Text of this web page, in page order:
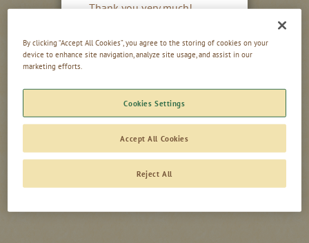
Hier finden Sie alle aktuellen Veranstaltungen in unserer
Feste bis hin zu exklusiven Brennereiführungen. Tauchen Sie
ein in die Welt edler Destillate und sichern Sie sich Ihren
Platz bei unseren Erlebnissen rund um Genuss und
Infos zu unserem jährlich Hoffest finden Siehier.
By clicking “Accept All Cookies”, you agree to the storing of cookies on your
device to enhance site navigation, analyze site usage, and assist in our
marketing efforts.
Cookies Settings
Reject All
Accept All Cookies
Thank you very much!
Österreich
Schweiz
Niederlande
Vereinigtes Königreich